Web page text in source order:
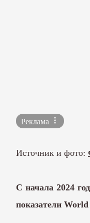
Реклама
Источник и фото:
С начала 2024
показатели